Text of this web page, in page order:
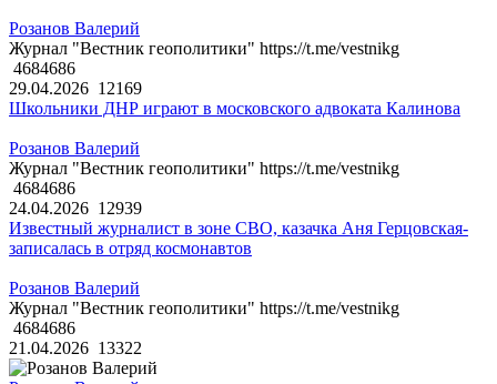
Розанов Валерий
Журнал "Вестник геополитики" https://t.me/vestnikg
4684686
29.04.2026 12169
Школьники ДНР играют в московского адвоката Калинова
Розанов Валерий
Журнал "Вестник геополитики" https://t.me/vestnikg
4684686
24.04.2026 12939
Известный журналист в зоне СВО, казачка Аня Герцовская-
записалась в отряд космонавтов
Розанов Валерий
Журнал "Вестник геополитики" https://t.me/vestnikg
4684686
21.04.2026 13322